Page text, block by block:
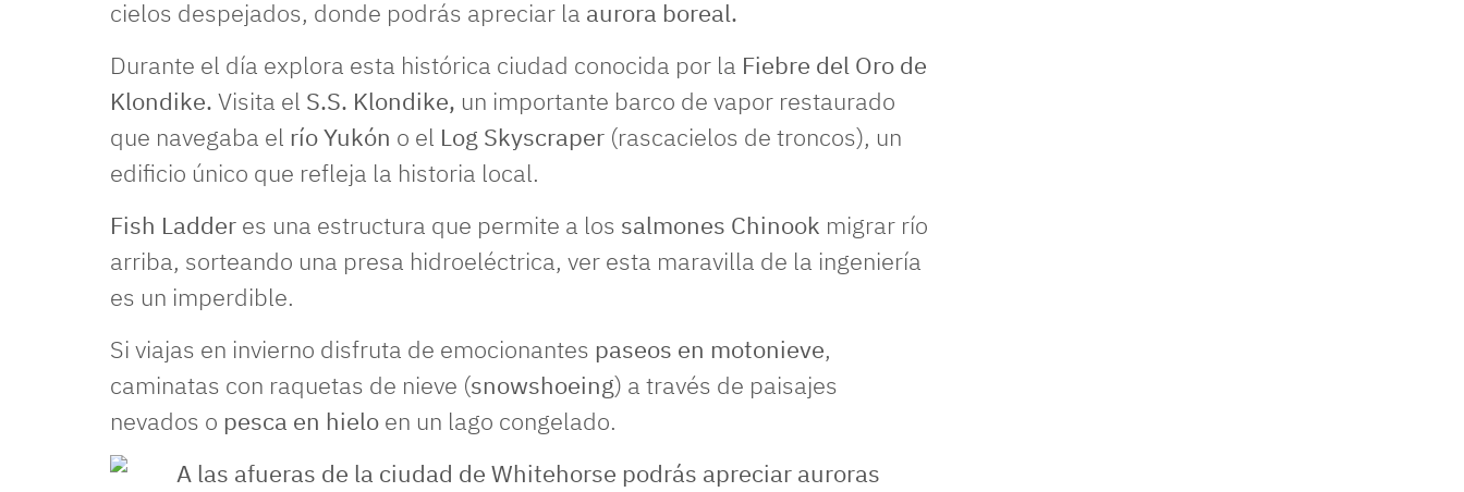
cielos despejados, donde podrás apreciar la aurora boreal.
Durante el día explora esta histórica ciudad conocida por la Fiebre del Oro de
Klondike. Visita el S.S. Klondike, un importante barco de vapor restaurado
que navegaba el río Yukón o el Log Skyscraper (rascacielos de troncos), un
edificio único que refleja la historia local.
Fish Ladder es una estructura que permite a los salmones Chinook migrar río
arriba, sorteando una presa hidroeléctrica, ver esta maravilla de la ingeniería
es un imperdible.
Si viajas en invierno disfruta de emocionantes paseos en motonieve,
caminatas con raquetas de nieve (snowshoeing) a través de paisajes
nevados o pesca en hielo en un lago congelado.